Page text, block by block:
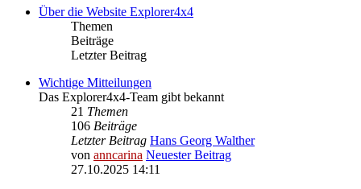
Über die Website Explorer4x4
Themen
Beiträge
Letzter Beitrag
Wichtige Mitteilungen
Das Explorer4x4-Team gibt bekannt
21 Themen
106 Beiträge
Letzter Beitrag Hans Georg Walther
von anncarina Neuester Beitrag
27.10.2025 14:11